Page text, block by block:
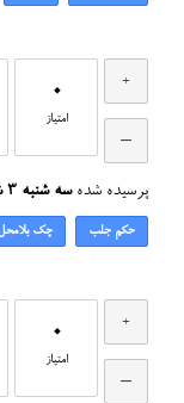
0
امتیاز
پرسیده شده سه شنبه ۳ شهریور ۱۳۹۴
حکم جلب چک
0
امتیاز